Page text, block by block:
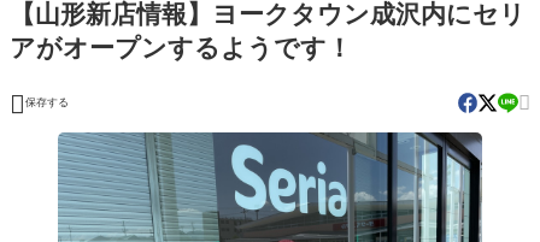
【山形新店情報】ヨークタウン成沢内にセリ
アがオープンするようです！
 保存する 